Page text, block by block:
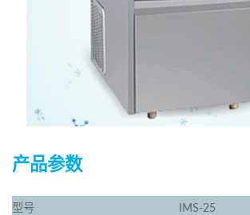
产品参数
型号 IMS-25